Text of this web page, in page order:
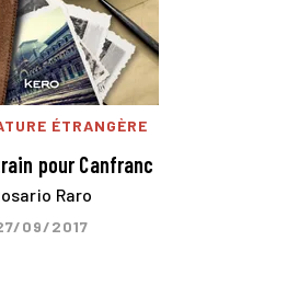
ÉTRANGÈRE
pour Canfranc
Raro
09/2017